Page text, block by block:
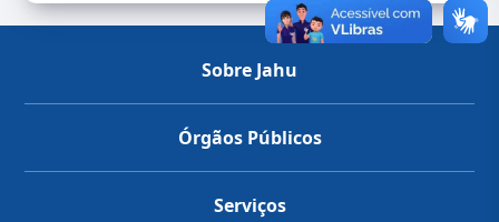
Sobre Jahu
Órgãos Públicos
Serviços